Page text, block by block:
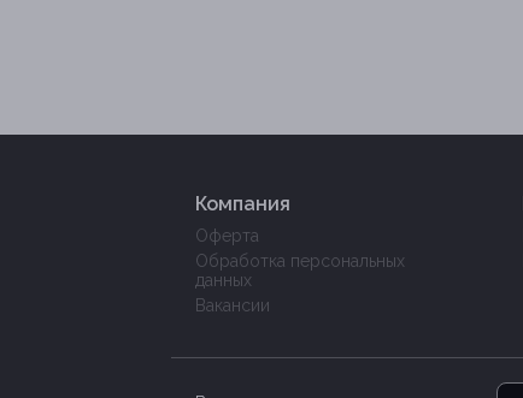
Компания
Оферта
Обработка персональных
данных
Вакансии